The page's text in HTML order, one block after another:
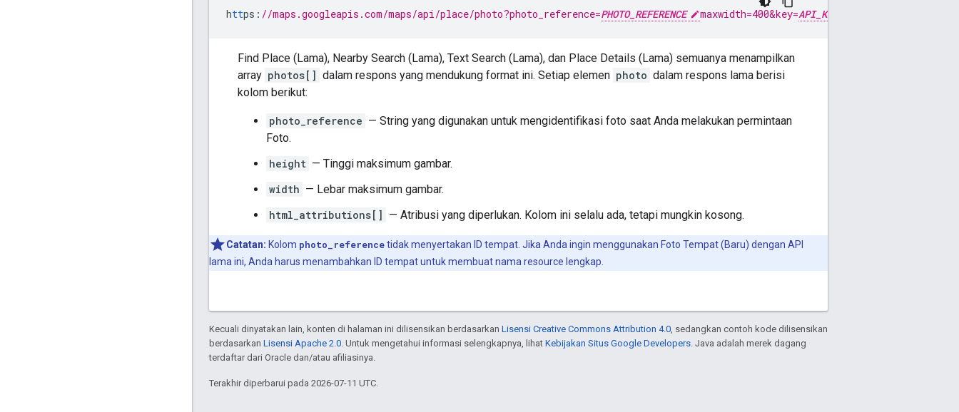
https : //maps.googleapis.com/maps/api/place/photo?photo_reference=PHOTO_REFERENCE maxwidth=400&key=API_KEY
Find Place (Lama), Nearby Search (Lama), Text Search (Lama), dan Place Details (Lama) semuanya menampilkan
array photos[] dalam respons yang mendukung format ini. Setiap elemen photo dalam respons lama berisi
kolom berikut:
photo_reference — String yang digunakan untuk mengidentifikasi foto saat Anda melakukan permintaan
Foto.
height — Tinggi maksimum gambar.
width — Lebar maksimum gambar.
html_attributions[] — Atribusi yang diperlukan. Kolom ini selalu ada, tetapi mungkin kosong.
Catatan: Kolom photo_referencetidak menyertakan ID tempat. Jika Anda ingin menggunakan Foto Tempat (Baru) dengan API
lama ini, Anda harus menambahkan ID tempat untuk membuat nama resource lengkap.
Kecuali dinyatakan lain, konten di halaman ini dilisensikan berdasarkan Lisensi Creative Commons Attribution 4.0 , sedangkan contoh kode dilisensikan
berdasarkan Lisensi Apache 2.0 . Untuk mengetahui informasi selengkapnya, lihat Kebijakan Situs Google Developers . Java adalah merek dagang
terdaftar dari Oracle dan/atau afiliasinya.
Terakhir diperbarui pada 2026-07-11 UTC.